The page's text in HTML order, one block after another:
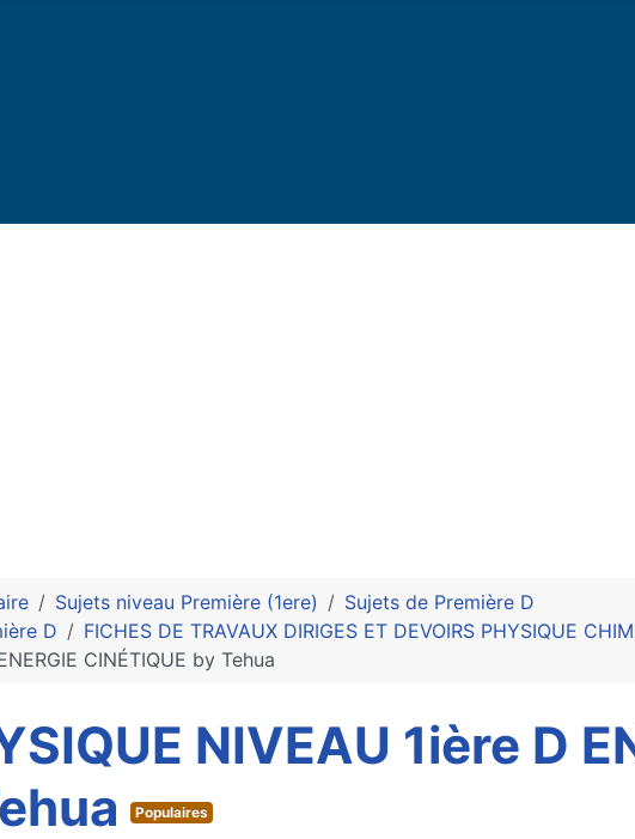
Sujets niveau Première (1ere)
Sujets de Première D
D
FICHES DE TRAVAUX DIRIGES ET DEVOIRS PHYSIQUE
CINÉTIQUE by Tehua
NIVEAU 1ière D
Populaires